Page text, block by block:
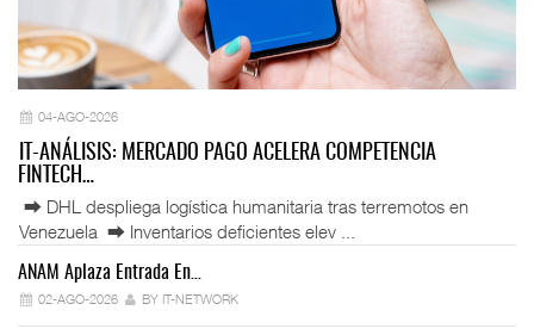
04-AGO-2026
IT-ANÁLISIS: MERCADO PAGO ACELERA COMPETENCIA
FINTECH…
⮕ DHL despliega logística humanitaria tras terremotos en
Venezuela ⮕ Inventarios deficientes elev ...
ANAM Aplaza Entrada En…
02-AGO-2026 BY IT-NETWORK